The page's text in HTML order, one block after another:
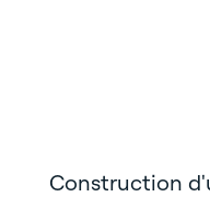
Construction